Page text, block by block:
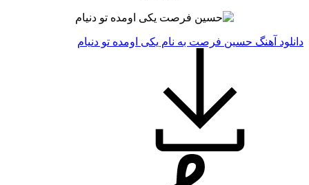
دانلود آهنگ حسین فرصت به نام یکی اومده تو دنیام